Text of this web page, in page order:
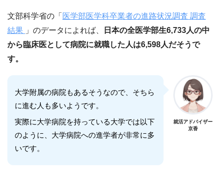
文部科学省の「 医学部医学科卒業者の進路状況調査 調査
結果 」のデータによれば、
日本の全医学部生6,733人の中
から臨床医として病院に就職した人は6,598人だそうで
す。
大学附属の病院もあるそうなので、そちら
に進む人も多いようです。
実際に大学病院を持っている大学では以下
のように、大学病院への進学者が非常に多
いです。
就活アドバイザー
京香